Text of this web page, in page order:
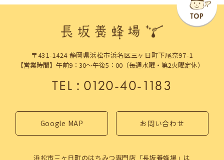
〒431-1424 静岡県浜松市浜名区三ヶ日町下尾奈97-1
【営業時間】午前9：30～午後5：00（毎週水曜・第2火曜定休）
TEL：0120-40-1183
Google MAP お問い合わせ
浜松市三ヶ日町のはちみつ専門店「長坂養蜂場」は